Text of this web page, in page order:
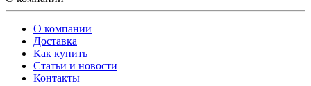
О компании
Доставка
Как купить
Статьи и новости
Контакты